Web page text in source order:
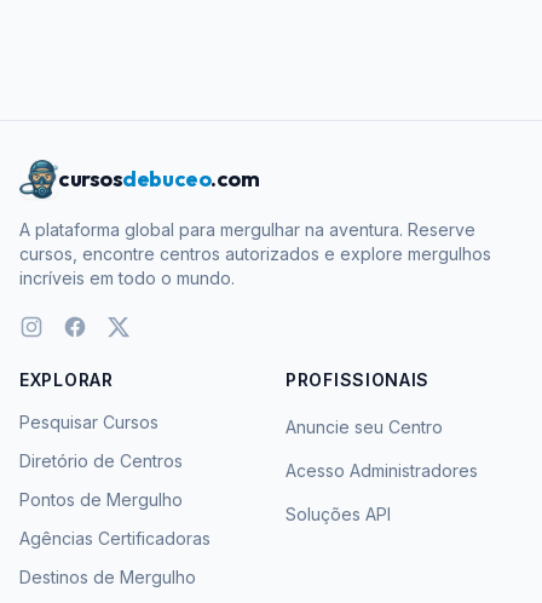
cursosdebuceo.com
A plataforma global para mergulhar na aventura. Reserve
cursos, encontre centros autorizados e explore mergulhos
incríveis em todo o mundo.
EXPLORAR
Pesquisar Cursos
Diretório de Centros
Pontos de Mergulho
Agências Certificadoras
Destinos de Mergulho
PROFISSIONAIS
Anuncie seu Centro
Acesso Administradores
Soluções API